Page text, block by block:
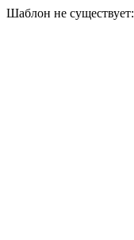
Шаблон не существует: